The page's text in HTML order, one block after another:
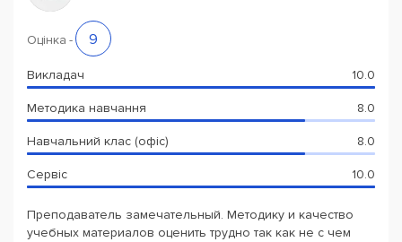
Оцінка - 9
Викладач 10.0
Методика навчання 8.0
Навчальний клас (офіс) 8.0
Сервіс 10.0
Преподаватель замечательный. Методику и качество
учебных материалов оценить трудно так как не с чем